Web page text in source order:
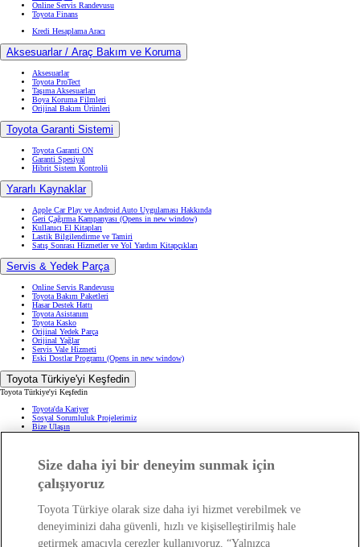
Online Servis Randevusu
Toyota Finans
Kredi Hesaplama Aracı
Aksesuarlar / Araç Bakım ve Koruma
Aksesuarlar
Toyota ProTect
Taşıma Aksesuarları
Boya Koruma Filmleri
Orijinal Bakım Ürünleri
Toyota Garanti Sistemi
Toyota Garanti ON
Garanti Spesiyal
Hibrit Sistem Kontrolü
Yararlı Kaynaklar
Apple Car Play ve Android Auto Uygulaması Hakkında
Geri Çağırma Kampanyası (Opens in new window)
Kullanıcı El Kitapları
Lastik Bilgilendirme ve Tamiri
Satış Sonrası Hizmetler ve Yol Yardım Kitapçıkları
Servis & Yedek Parça
Online Servis Randevusu
Toyota Bakım Paketleri
Hasar Destek Hattı
Toyota Asistanım
Toyota Kasko
Orijinal Yedek Parça
Orijinal Yağlar
Servis Vale Hizmeti
Eski Dostlar Programı (Opens in new window)
Toyota Türkiye'yi Keşfedin
Toyota Türkiye'yi Keşfedin
Toyota'da Kariyer
Sosyal Sorumluluk Projelerimiz
Bize Ulaşın
Haberler ve Etkinlikler
Hafif Ticari: Toyota Professional
SUV
Toyota Blog
Ağaçlandırma Seferberliği
Yasal Bilgilendirme
Yasal Bilgilendirme
Yasal Uyarı ve Bilgilendirme
Size daha iyi bir deneyim sunmak için
çalışıyoruz
Toyota Türkiye olarak size daha iyi hizmet verebilmek ve
deneyiminizi daha güvenli, hızlı ve kişiselleştirilmiş hale
getirmek amacıyla çerezler kullanıyoruz. “Yalnızca